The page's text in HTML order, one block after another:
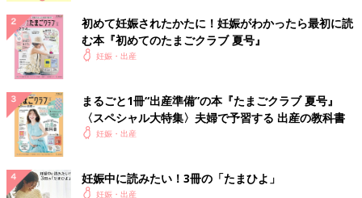
初めて妊娠されたかたに！妊娠がわかったら最初に読
む本『初めてのたまごクラブ 夏号』
妊娠・出産
まるごと1冊“出産準備”の本『たまごクラブ 夏号』
〈スペシャル大特集〉夫婦で予習する 出産の教科書
妊娠・出産
妊娠中に読みたい！3冊の「たまひよ」
妊娠・出産